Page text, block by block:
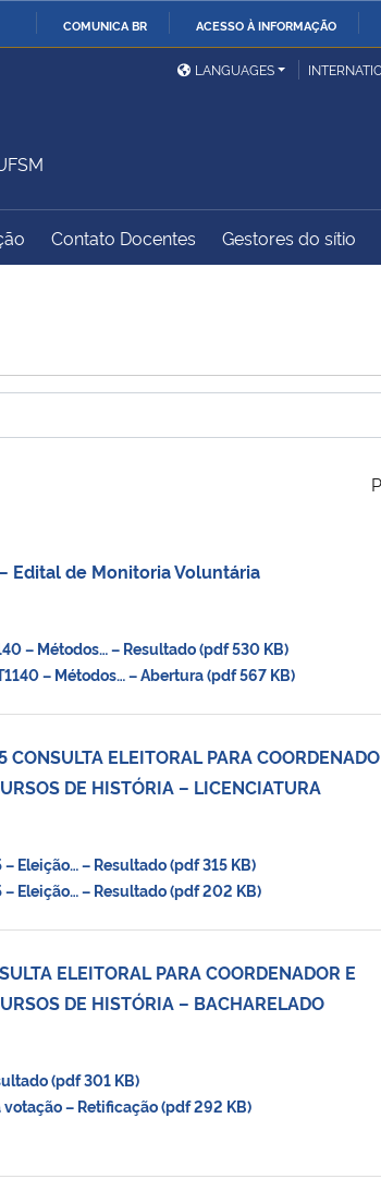
COMUNICA BR ACESSO À INFORMAÇÃO
Defesa
Ministério das Relações
Exteriores
Controladoria-Geral da
LANGUAGES
Contato Docentes Gestores do sítio
de Monitoria Voluntária
– Métodos… – Resultado (pdf 530 KB)
– Métodos… – Abertura (pdf 567 KB)
ELEITORAL PARA
DE HISTÓRIA – LICENCIATURA
– Resultado (pdf 315 KB)
– Resultado (pdf 202 KB)
ELEITORAL PARA COORDENADOR E
DE HISTÓRIA – BACHARELADO
(pdf 301 KB)
– Retificação (pdf 292 KB)